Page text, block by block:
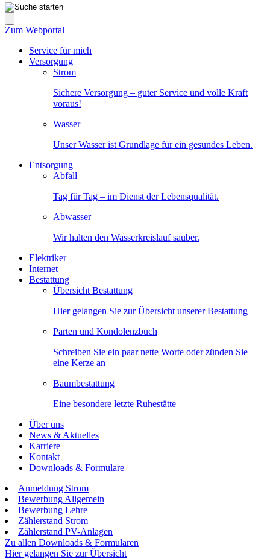
Zum Webportal
Service für mich
Versorgung
Strom
Sichere Versorgung – guter Service und volle Kraft
voraus!
Wasser
Unser Wasser ist Grundlage für ein gesundes Leben.
Entsorgung
Abfall
Tag für Tag – im Dienst der Lebensqualität.
Abwasser
Wir halten den Wasserkreislauf sauber.
Elektriker
Internet
Bestattung
Übersicht Bestattung
Hier gelangen Sie zur Übersicht unserer Bestattung
Parten und Kondolenzbuch
Schreiben Sie ein paar nette Worte oder zünden Sie
eine Kerze an
Baumbestattung
Eine besondere letzte Ruhestätte
Über uns
News & Aktuelles
Karriere
Kontakt
Downloads & Formulare
Anmeldung Strom
Bewerbung Allgemein
Bewerbung Lehre
Zählerstand Strom
Zählerstand PV-Anlagen
Zu allen Downloads & Formularen
Hier gelangen Sie zur Übersicht